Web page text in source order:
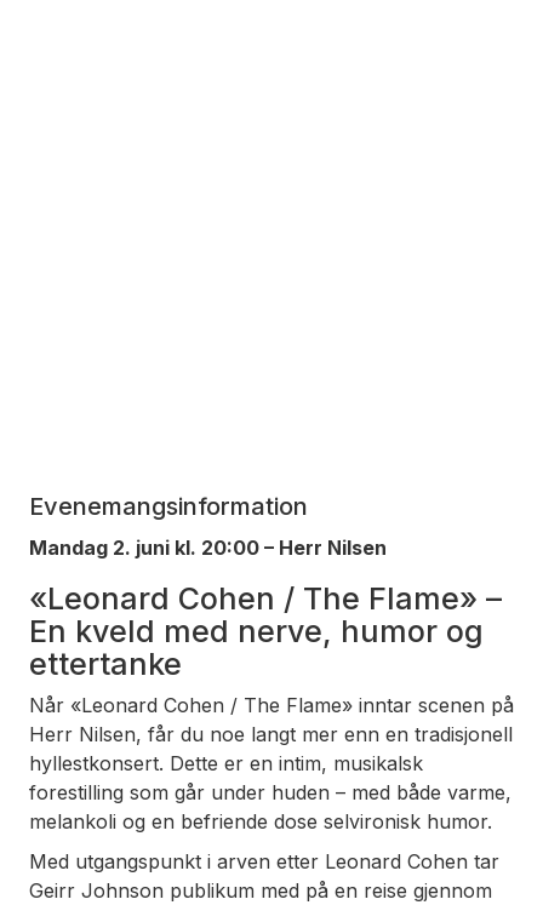
Evenemangsinformation
Mandag 2. juni kl. 20:00 – Herr Nilsen
«Leonard Cohen / The Flame» –
En kveld med nerve, humor og
ettertanke
Når «Leonard Cohen / The Flame» inntar scenen på
Herr Nilsen, får du noe langt mer enn en tradisjonell
hyllestkonsert. Dette er en intim, musikalsk
forestilling som går under huden – med både varme,
melankoli og en befriende dose selvironisk humor.
Med utgangspunkt i arven etter Leonard Cohen tar
Geirr Johnson publikum med på en reise gjennom